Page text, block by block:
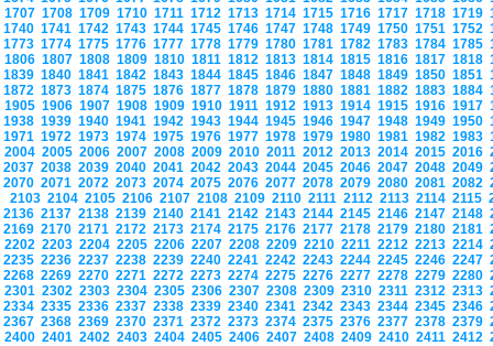
1707 1708 1709 1710 1711 1712 1713 1714 1715 1716 1717 1718 1719
1740 1741 1742 1743 1744 1745 1746 1747 1748 1749 1750 1751 1752
1773 1774 1775 1776 1777 1778 1779 1780 1781 1782 1783 1784 1785
1806 1807 1808 1809 1810 1811 1812 1813 1814 1815 1816 1817 1818
1839 1840 1841 1842 1843 1844 1845 1846 1847 1848 1849 1850 1851
1872 1873 1874 1875 1876 1877 1878 1879 1880 1881 1882 1883 1884
1905 1906 1907 1908 1909 1910 1911 1912 1913 1914 1915 1916 1917
1938 1939 1940 1941 1942 1943 1944 1945 1946 1947 1948 1949 1950
1971 1972 1973 1974 1975 1976 1977 1978 1979 1980 1981 1982 1983
2004 2005 2006 2007 2008 2009 2010 2011 2012 2013 2014 2015 2016
2037 2038 2039 2040 2041 2042 2043 2044 2045 2046 2047 2048 2049
2070 2071 2072 2073 2074 2075 2076 2077 2078 2079 2080 2081 2082
2103 2104 2105 2106 2107 2108 2109 2110 2111 2112 2113 2114 2115
2136 2137 2138 2139 2140 2141 2142 2143 2144 2145 2146 2147 2148
2169 2170 2171 2172 2173 2174 2175 2176 2177 2178 2179 2180 2181
2202 2203 2204 2205 2206 2207 2208 2209 2210 2211 2212 2213 2214
2235 2236 2237 2238 2239 2240 2241 2242 2243 2244 2245 2246 2247
2268 2269 2270 2271 2272 2273 2274 2275 2276 2277 2278 2279 2280
2301 2302 2303 2304 2305 2306 2307 2308 2309 2310 2311 2312 2313
2334 2335 2336 2337 2338 2339 2340 2341 2342 2343 2344 2345 2346
2367 2368 2369 2370 2371 2372 2373 2374 2375 2376 2377 2378 2379
2400 2401 2402 2403 2404 2405 2406 2407 2408 2409 2410 2411 2412